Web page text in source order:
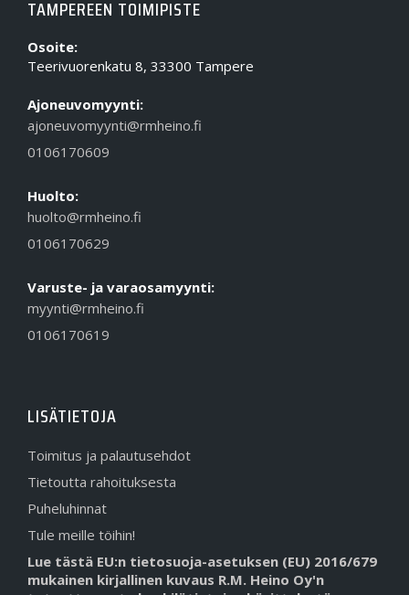
TAMPEREEN TOIMIPISTE
Osoite:
Teerivuorenkatu 8, 33300 Tampere
Ajoneuvomyynti:
ajoneuvomyynti@rmheino.fi
0106170609
Huolto:
huolto@rmheino.fi
0106170629
Varuste- ja varaosamyynti:
myynti@rmheino.fi
0106170619
LISÄTIETOJA
Toimitus ja palautusehdot
Tietoutta rahoituksesta
Puheluhinnat
Tule meille töihin!
Lue tästä EU:n tietosuoja-asetuksen (EU) 2016/679
mukainen kirjallinen kuvaus R.M. Heino Oy'n